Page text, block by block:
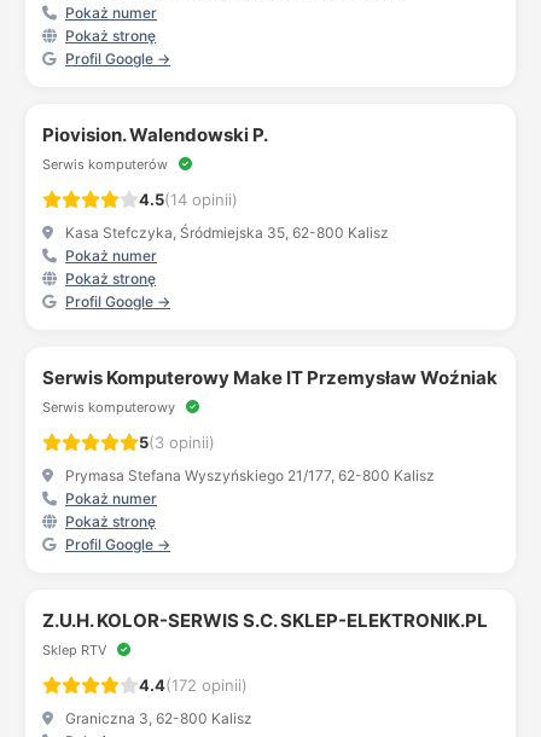
Pokaż numer
Pokaż stronę
Profil Google →
Piovision. Walendowski P.
Serwis komputerów
4.5(14 opinii)
Kasa Stefczyka, Śródmiejska 35, 62-800 Kalisz
Pokaż numer
Pokaż stronę
Profil Google →
Serwis Komputerowy Make IT Przemysław Woźniak
Serwis komputerowy
5(3 opinii)
Prymasa Stefana Wyszyńskiego 21/177, 62-800 Kalisz
Pokaż numer
Pokaż stronę
Profil Google →
Z.U.H. KOLOR-SERWIS S.C. SKLEP-ELEKTRONIK.PL
Sklep RTV
4.4(172 opinii)
Graniczna 3, 62-800 Kalisz